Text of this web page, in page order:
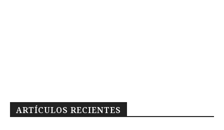
ARTÍCULOS RECIENTES